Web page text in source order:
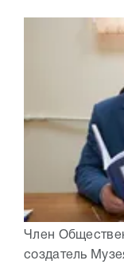
Член
создатель